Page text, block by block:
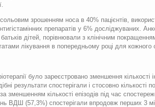
зрошенням носа в 40% пацієнтів,
препаратів у 6% досліджуваних.
батьків дітей, порівнювали з клінічним
лікування в попередньому році для кожного
було зареєстровано зменшення
результати спостерігали і стосовно кількості
зменшенням кількості епізодів під час
ВДШ (57,3%) спостерігали впродовж перших 3